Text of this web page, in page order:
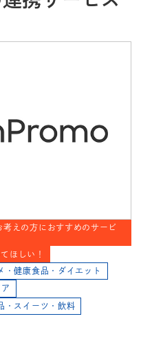
えの方におすすめのサービ
ほしい！
・健康食品・ダイエット
・スイーツ・飲料